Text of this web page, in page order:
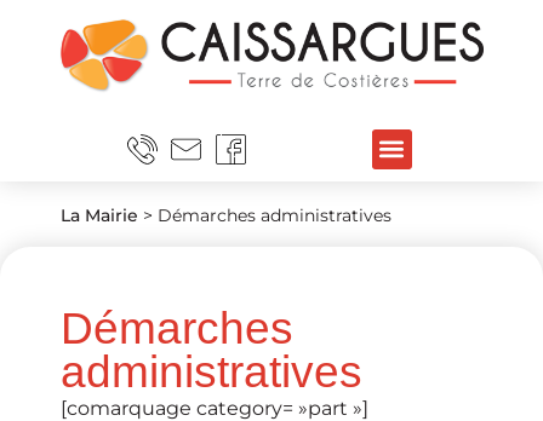
La Mairie > Démarches administratives
Démarches
administratives
[comarquage category= »part »]